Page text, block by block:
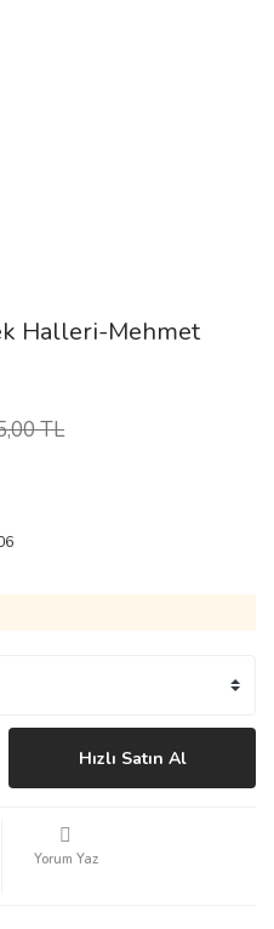
Halleri-Mehmet
TL
Hızlı Satın Al
Yorum Yaz